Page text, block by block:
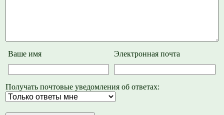
Ваше имя Электронная почта
Получать почтовые уведомления об ответах: